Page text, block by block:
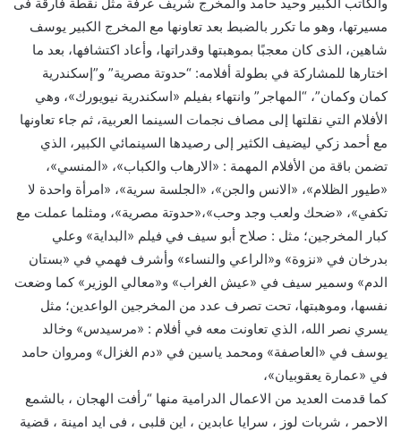
مسيرتها، وهو ما تكرر بالضبط بعد تعاونها مع المخرج الكبير يوسف
شاهين، الذى كان معجبًا بموهبتها وقدراتها، وأعاد اكتشافها، بعد ما
اختارها للمشاركة في بطولة أفلامه: “حدوتة مصرية” و”إسكندرية
كمان وكمان”، “المهاجر” وانتهاء بفيلم «اسكندرية نيويورك»، وهي
الأفلام التي نقلتها إلى مصاف نجمات السينما العربية، ثم جاء تعاونها
مع أحمد زكي ليضيف الكثير إلى رصيدها السينمائي الكبير، الذي
تضمن باقة من الأفلام المهمة : «الارهاب والكباب»، «المنسي»،
«طيور الظلام»، «الانس والجن»، «الجلسة سرية»، «امرأة واحدة لا
تكفي»، «ضحك ولعب وجد وحب»،«حدوتة مصرية»، ومثلما عملت مع
كبار المخرجين؛ مثل : صلاح أبو سيف في فيلم «البداية» وعلي
بدرخان في «نزوة» و«الراعي والنساء» وأشرف فهمي في «بستان
الدم» وسمير سيف في «عيش الغراب» و«معالي الوزير» كما وضعت
نفسها، وموهبتها، تحت تصرف عدد من المخرجين الواعدين؛ مثل
يسري نصر الله، الذي تعاونت معه في أفلام : «مرسيدس» وخالد
يوسف في «العاصفة» ومحمد ياسين في «دم الغزال» ومروان حامد
في «عمارة يعقوبيان»،
كما قدمت العديد من الاعمال الدرامية منها “رأفت الهجان ، بالشمع
الاحمر ، شربات لوز ، سرايا عابدين ، اين قلبى ، فى ايد امينة ، قضية